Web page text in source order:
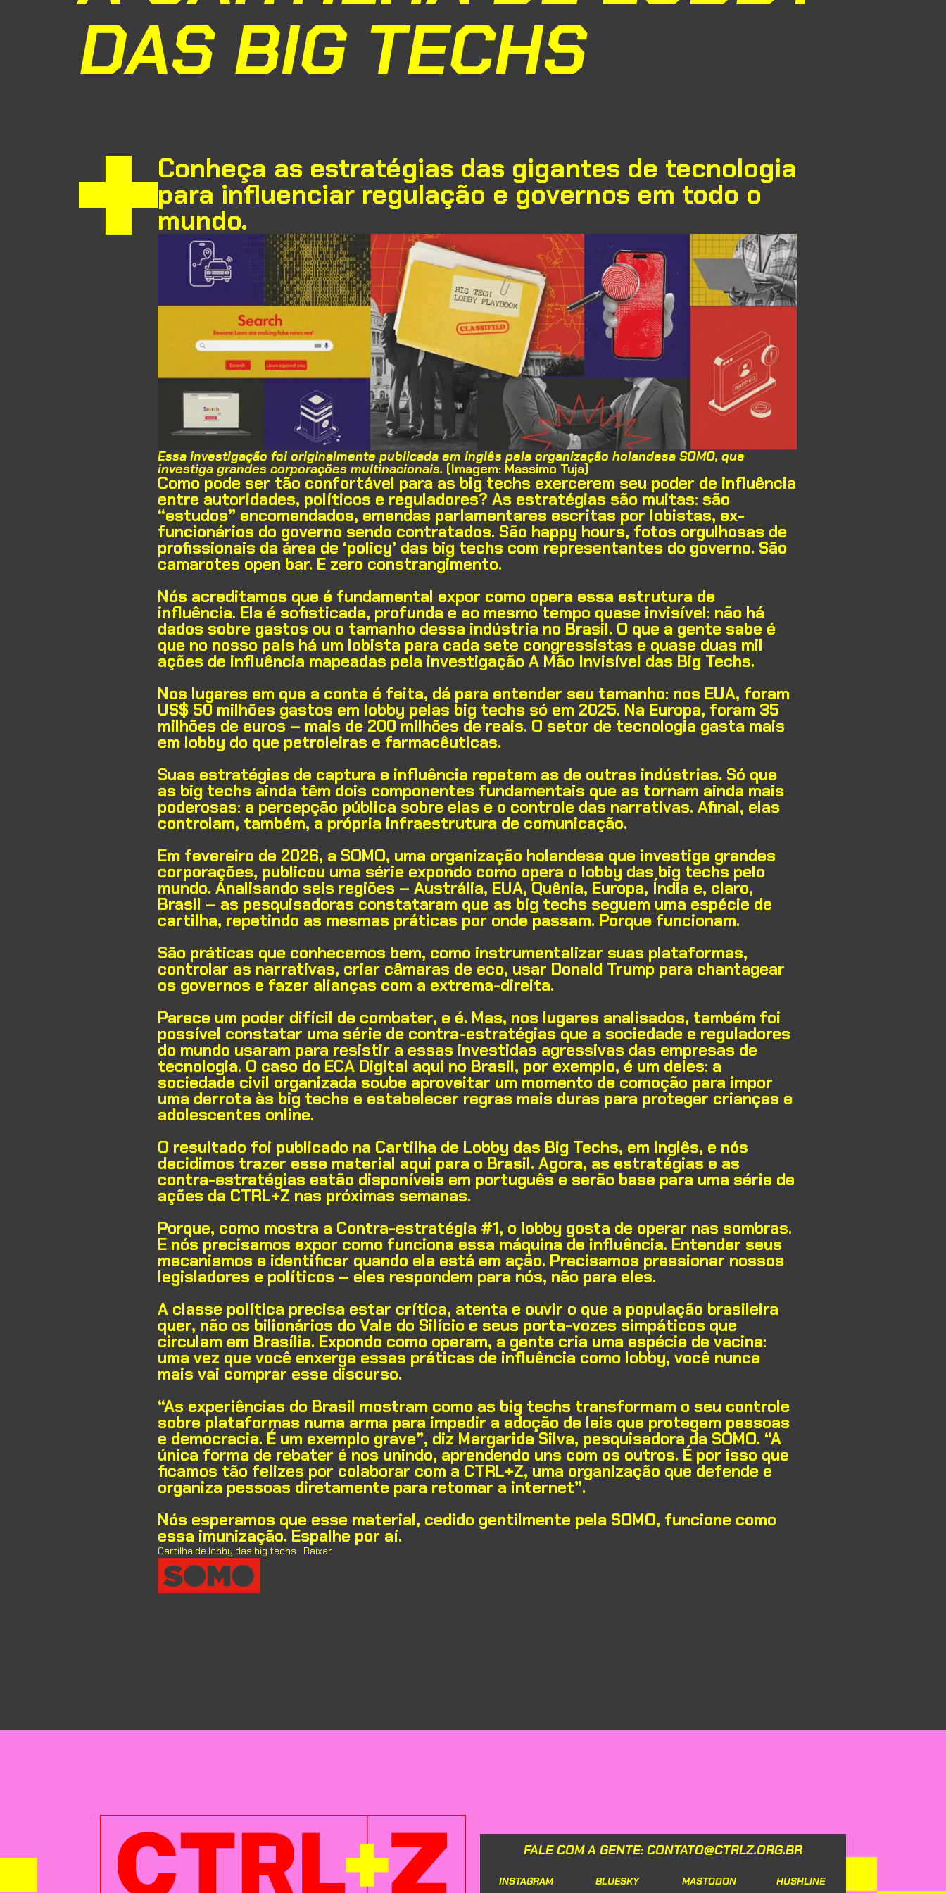
DAS BIG TECHS
Conheça as estratégias das gigantes de tecnologia
para influenciar regulação e governos em todo o
mundo.
Essa investigação foi originalmente publicada em inglês pela organização holandesa SOMO, que
investiga grandes corporações multinacionais. (Imagem: Massimo Tuja)
Como pode ser tão confortável para as big techs exercerem seu poder de influência
entre autoridades, políticos e reguladores? As estratégias são muitas: são
“estudos” encomendados, emendas parlamentares escritas por lobistas, ex-
funcionários do governo sendo contratados. São happy hours, fotos orgulhosas de
profissionais da área de ‘policy’ das big techs com representantes do governo. São
camarotes open bar. E zero constrangimento.
Nós acreditamos que é fundamental expor como opera essa estrutura de
influência. Ela é sofisticada, profunda e ao mesmo tempo quase invisível: não há
dados sobre gastos ou o tamanho dessa indústria no Brasil. O que a gente sabe é
que no nosso país há um lobista para cada sete congressistas e quase duas mil
ações de influência mapeadas pela investigação A Mão Invisível das Big Techs.
Nos lugares em que a conta é feita, dá para entender seu tamanho: nos EUA, foram
US$ 50 milhões gastos em lobby pelas big techs só em 2025. Na Europa, foram 35
milhões de euros – mais de 200 milhões de reais. O setor de tecnologia gasta mais
em lobby do que petroleiras e farmacêuticas.
Suas estratégias de captura e influência repetem as de outras indústrias. Só que
as big techs ainda têm dois componentes fundamentais que as tornam ainda mais
poderosas: a percepção pública sobre elas e o controle das narrativas. Afinal, elas
controlam, também, a própria infraestrutura de comunicação.
Em fevereiro de 2026, a SOMO, uma organização holandesa que investiga grandes
corporações, publicou uma série expondo como opera o lobby das big techs pelo
mundo. Analisando seis regiões – Austrália, EUA, Quênia, Europa, Índia e, claro,
Brasil – as pesquisadoras constataram que as big techs seguem uma espécie de
cartilha, repetindo as mesmas práticas por onde passam. Porque funcionam.
São práticas que conhecemos bem, como instrumentalizar suas plataformas,
controlar as narrativas, criar câmaras de eco, usar Donald Trump para chantagear
os governos e fazer alianças com a extrema-direita.
Parece um poder difícil de combater, e é. Mas, nos lugares analisados, também foi
possível constatar uma série de contra-estratégias que a sociedade e reguladores
do mundo usaram para resistir a essas investidas agressivas das empresas de
tecnologia. O caso do ECA Digital aqui no Brasil, por exemplo, é um deles: a
sociedade civil organizada soube aproveitar um momento de comoção para impor
uma derrota às big techs e estabelecer regras mais duras para proteger crianças e
adolescentes online.
O resultado foi publicado na Cartilha de Lobby das Big Techs, em inglês, e nós
decidimos trazer esse material aqui para o Brasil. Agora, as estratégias e as
contra-estratégias estão disponíveis em português e serão base para uma série de
ações da CTRL+Z nas próximas semanas.
Porque, como mostra a Contra-estratégia #1, o lobby gosta de operar nas sombras.
E nós precisamos expor como funciona essa máquina de influência. Entender seus
mecanismos e identificar quando ela está em ação. Precisamos pressionar nossos
legisladores e políticos – eles respondem para nós, não para eles.
A classe política precisa estar crítica, atenta e ouvir o que a população brasileira
quer, não os bilionários do Vale do Silício e seus porta-vozes simpáticos que
circulam em Brasília. Expondo como operam, a gente cria uma espécie de vacina:
uma vez que você enxerga essas práticas de influência como lobby, você nunca
mais vai comprar esse discurso.
“As experiências do Brasil mostram como as big techs transformam o seu controle
sobre plataformas numa arma para impedir a adoção de leis que protegem pessoas
e democracia. É um exemplo grave”, diz Margarida Silva, pesquisadora da SOMO. “A
única forma de rebater é nos unindo, aprendendo uns com os outros. É por isso que
ficamos tão felizes por colaborar com a CTRL+Z, uma organização que defende e
organiza pessoas diretamente para retomar a internet”.
Nós esperamos que esse material, cedido gentilmente pela SOMO, funcione como
essa imunização. Espalhe por aí.
Cartilha de lobby das big techs Baixar
FALE COM A GENTE: CONTATO@CTRLZ.ORG.BR
INSTAGRAM BLUESKY MASTODON HUSHLINE